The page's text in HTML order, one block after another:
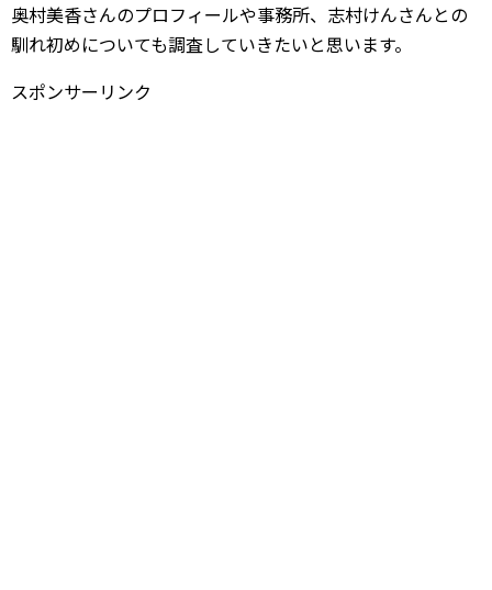
奥村美香さんのプロフィールや事務所、志村けんさんとの
馴れ初めについても調査していきたいと思います。
スポンサーリンク